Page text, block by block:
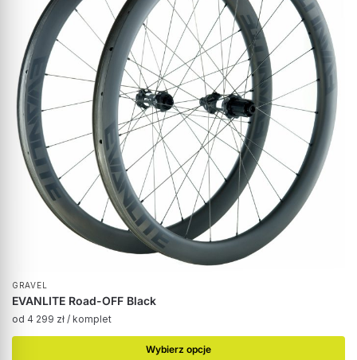
GRAVEL
EVANLITE Road-OFF Black
od 4 299 zł / komplet
Wybierz opcje